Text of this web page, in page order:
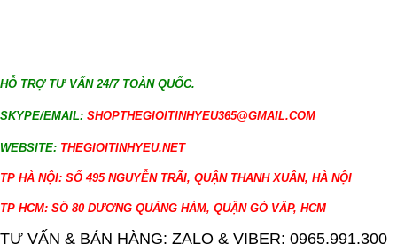
HỖ TRỢ TƯ VẤN 24/7 TOÀN QUỐC.
SKYPE/EMAIL: SHOPTHEGIOITINHYEU365@GMAIL.COM
WEBSITE: THEGIOITINHYEU.NET
TP HÀ NỘI: SỐ 495 NGUYỄN TRÃI, QUẬN THANH XUÂN, HÀ NỘI
TP HCM: SỐ 80 DƯƠNG QUẢNG HÀM, QUẬN GÒ VẤP, HCM
TƯ VẤN & BÁN HÀNG: ZALO & VIBER: 0965.991.300